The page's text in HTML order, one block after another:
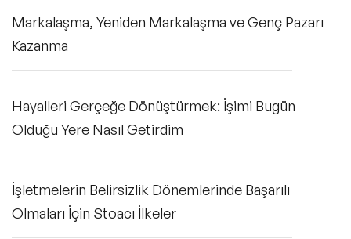
Markalaşma, Yeniden Markalaşma ve Genç Pazarı
Kazanma
Hayalleri Gerçeğe Dönüştürmek: İşimi Bugün
Olduğu Yere Nasıl Getirdim
İşletmelerin Belirsizlik Dönemlerinde Başarılı
Olmaları İçin Stoacı İlkeler